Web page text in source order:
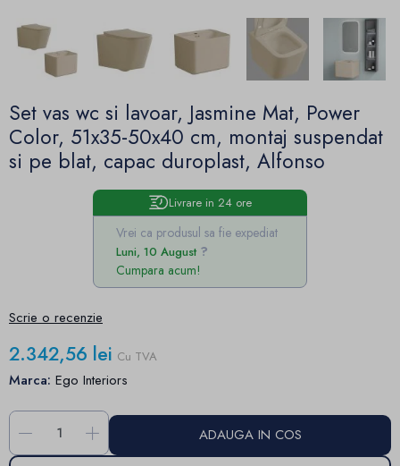
Set vas wc si lavoar, Jasmine Mat, Power
Color, 51x35-50x40 cm, montaj suspendat
si pe blat, capac duroplast, Alfonso
Livrare in 24 ore
Vrei ca produsul sa fie expediat
Luni, 10 August
Cumpara acum!
Scrie o recenzie
2.342,56 lei Cu TVA
Marca: Ego Interiors
- + ADAUGA IN COS